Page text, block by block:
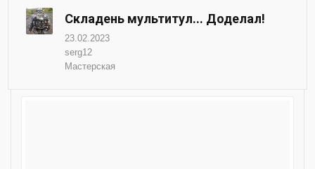
Складень мультитул... Доделал!
23.02.2023
serg12
Мастерская